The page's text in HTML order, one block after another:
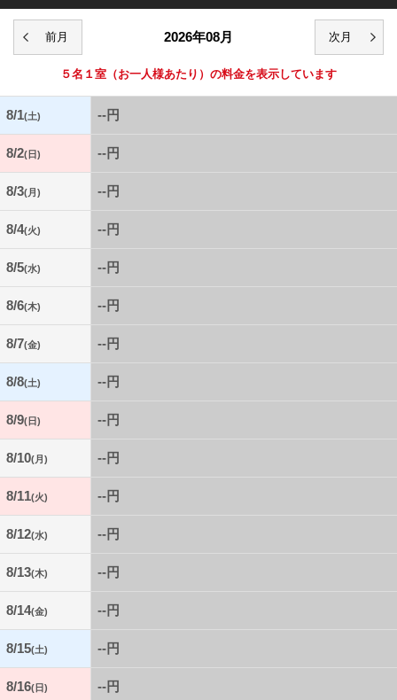
2026年08月
５名１室 （お一人様あたり）の料金を表示しています
8/1(土) --円
8/2(日) --円
8/3(月) --円
8/4(火) --円
8/5(水) --円
8/6(木) --円
8/7(金) --円
8/8(土) --円
8/9(日) --円
8/10(月) --円
8/11(火) --円
8/12(水) --円
8/13(木) --円
8/14(金) --円
8/15(土) --円
8/16(日) --円